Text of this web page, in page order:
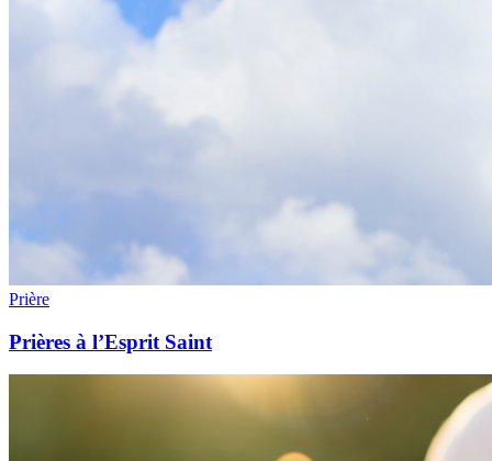
Prière
Prières à l’Esprit Saint